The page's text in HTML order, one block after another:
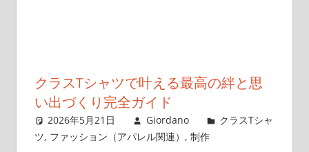
クラスTシャツで叶える最高の絆と思
い出づくり完全ガイド
2026年5月21日 Giordano
クラスTシャ
ツ, ファッション（アパレル関連） , 制作